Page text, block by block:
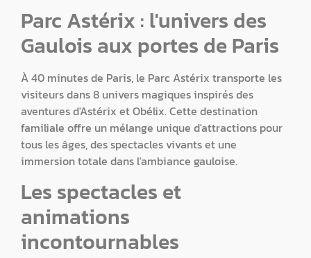
Parc Astérix : l'univers des
Gaulois aux portes de Paris
À 40 minutes de Paris, le Parc Astérix transporte les
visiteurs dans 8 univers magiques inspirés des
aventures d'Astérix et Obélix. Cette destination
familiale offre un mélange unique d'attractions pour
tous les âges, des spectacles vivants et une
immersion totale dans l'ambiance gauloise.
Les spectacles et
animations
incontournables